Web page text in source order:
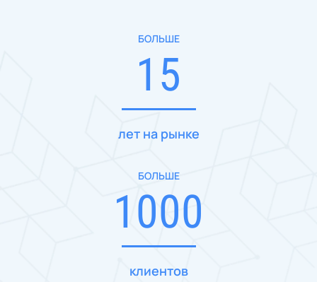
БОЛЬШЕ
15
лет на рынке
БОЛЬШЕ
1000
клиентов